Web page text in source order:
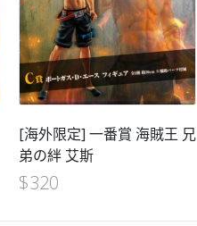
[海外限定] 一番賞 海賊王 兄
弟の絆 艾斯
$320